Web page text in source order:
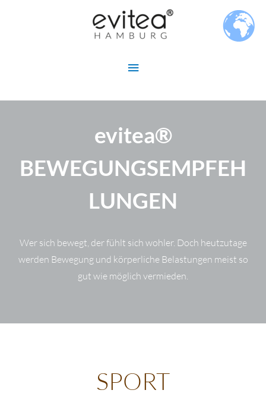
Hauptmenü
evitea®
BEWEGUNGSEMPFEH
LUNGEN
Wer sich bewegt, der fühlt sich wohler. Doch heutzutage
werden Bewegung und körperliche Belastungen meist so
gut wie möglich vermieden.
SPORT